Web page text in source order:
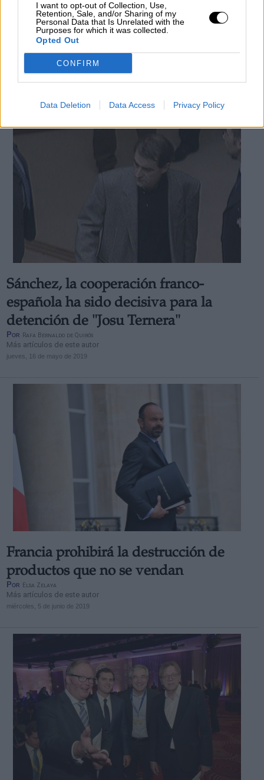
I want to opt-out of Collection, Use,
Retention, Sale, and/or Sharing of my
Personal Data that Is Unrelated with the
Purposes for which it was collected.
Opted Out
CONFIRM
Data Deletion Data Access Privacy Policy
Macron promete reconstruir Notre
Dame
Más artículos de este autor
Sánchez, la cooperación franco-
española ha sido decisiva para la
detención de "Josu Ternera"
Por Rafa Bernaldo de Quirós
Más artículos de este autor
jueves, 16 de mayo de 2019
Francia prohibirá la destrucción de
productos que no se vendan
Por Elsa Zelaya
Más artículos de este autor
miércoles, 5 de junio de 2019